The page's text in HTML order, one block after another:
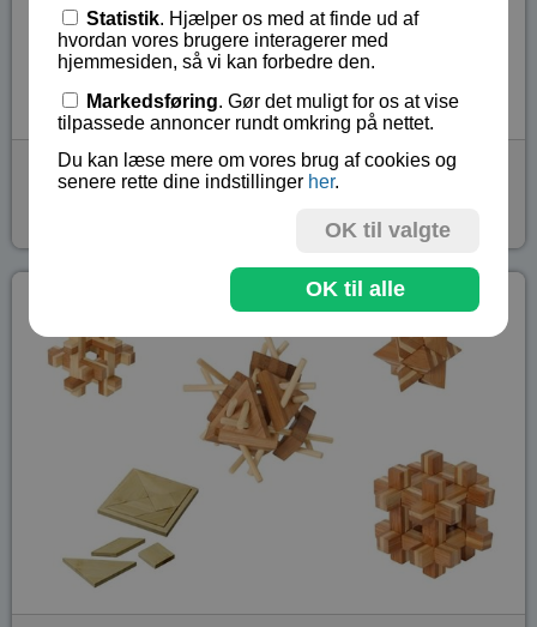
Andre puslerier, spil
Professor terninger; kinaskak, brætspil og IQ legetøj.
Statistik. Hjælper os med at finde ud af
hvordan vores brugere interagerer med
hjemmesiden, så vi kan forbedre den.
Markedsføring. Gør det muligt for os at vise
tilpassede annoncer rundt omkring på nettet.
Du kan læse mere om vores brug af cookies og
senere rette dine indstillinger her.
OK til valgte
OK til alle